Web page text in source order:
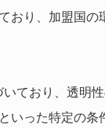
り、加盟国の
ており、透明
いった特定の